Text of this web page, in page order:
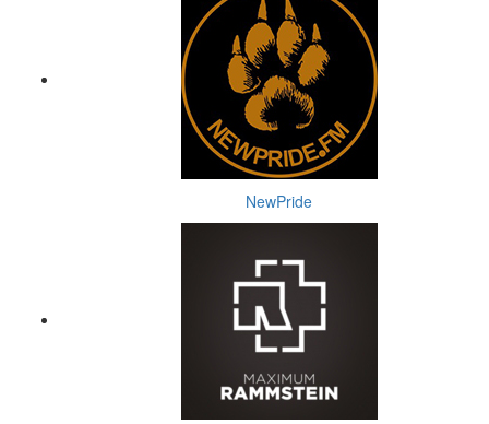
NewPride